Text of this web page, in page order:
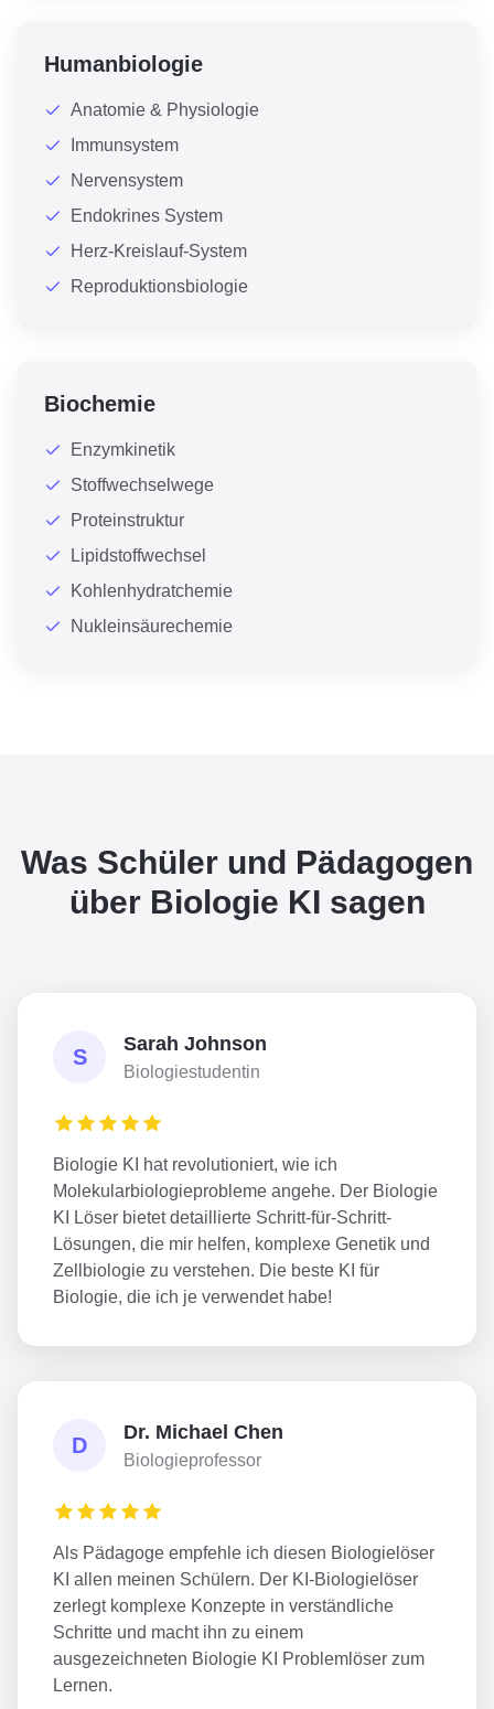
Humanbiologie
Anatomie & Physiologie
Immunsystem
Nervensystem
Endokrines System
Herz-Kreislauf-System
Reproduktionsbiologie
Biochemie
Enzymkinetik
Stoffwechselwege
Proteinstruktur
Lipidstoffwechsel
Kohlenhydratchemie
Nukleinsäurechemie
Was Schüler und Pädagogen
über Biologie KI sagen
S
Sarah Johnson
Biologiestudentin
Biologie KI hat revolutioniert, wie ich
Molekularbiologieprobleme angehe. Der Biologie
KI Löser bietet detaillierte Schritt-für-Schritt-
Lösungen, die mir helfen, komplexe Genetik und
Zellbiologie zu verstehen. Die beste KI für
Biologie, die ich je verwendet habe!
D
Dr. Michael Chen
Biologieprofessor
Als Pädagoge empfehle ich diesen Biologielöser
KI allen meinen Schülern. Der KI-Biologielöser
zerlegt komplexe Konzepte in verständliche
Schritte und macht ihn zu einem
ausgezeichneten Biologie KI Problemlöser zum
Lernen.